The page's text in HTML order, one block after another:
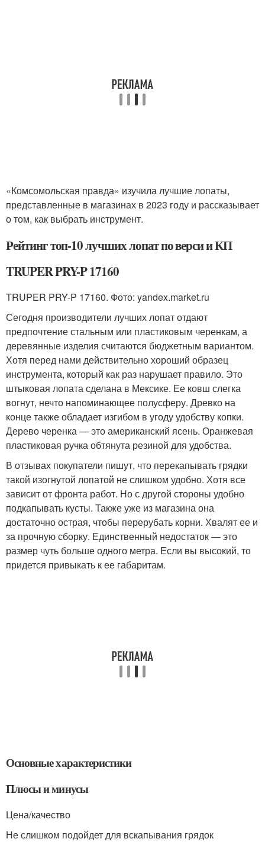
«Комсомольская правда» изучила лучшие лопаты,
представленные в магазинах в 2023 году и рассказывает
о том, как выбрать инструмент.
Рейтинг топ-10 лучших лопат по верси и КП
TRUPER PRY-P 17160
TRUPER PRY-P 17160. Фото: yandex.market.ru
Сегодня производители лучших лопат отдают
предпочтение стальным или пластиковым черенкам, а
деревянные изделия считаются бюджетным вариантом.
Хотя перед нами действительно хороший образец
инструмента, который как раз нарушает правило. Это
штыковая лопата сделана в Мексике. Ее ковш слегка
вогнут, нечто напоминающее полусферу. Древко на
конце также обладает изгибом в угоду удобству копки.
Дерево черенка — это американский ясень. Оранжевая
пластиковая ручка обтянута резиной для удобства.
В отзывах покупатели пишут, что перекапывать грядки
такой изогнутой лопатой не слишком удобно. Хотя все
зависит от фронта работ. Но с другой стороны удобно
подкапывать кусты. Также уже из магазина она
достаточно острая, чтобы перерубать корни. Хвалят ее и
за прочную сборку. Единственный недостаток — это
размер чуть больше одного метра. Если вы высокий, то
придется привыкать к ее габаритам.
Основные характеристики
Плюсы и минусы
Цена/качество
Не слишком подойдет для вскапывания грядок